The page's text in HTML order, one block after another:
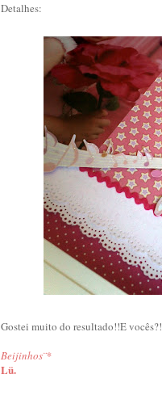
Detalhes:
Gostei muito do resultado!!E vocês?!
Beijinhos¨*
Lü.